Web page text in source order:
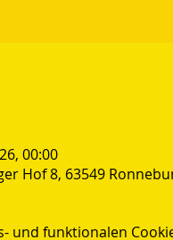
00:00
Hof 8, 63549
und funktionalen